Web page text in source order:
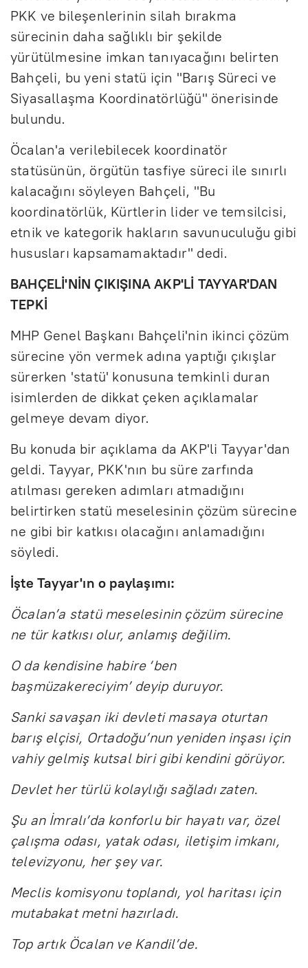
PKK ve bileşenlerinin silah bırakma
sürecinin daha sağlıklı bir şekilde
yürütülmesine imkan tanıyacağını belirten
Bahçeli, bu yeni statü için "Barış Süreci ve
Siyasallaşma Koordinatörlüğü" önerisinde
bulundu.
Öcalan'a verilebilecek koordinatör
statüsünün, örgütün tasfiye süreci ile sınırlı
kalacağını söyleyen Bahçeli, "Bu
koordinatörlük, Kürtlerin lider ve temsilcisi,
etnik ve kategorik hakların savunuculuğu gibi
hususları kapsamamaktadır" dedi.
BAHÇELİ'NİN ÇIKIŞINA AKP'Lİ TAYYAR'DAN
TEPKİ
MHP Genel Başkanı Bahçeli'nin ikinci çözüm
sürecine yön vermek adına yaptığı çıkışlar
sürerken 'statü' konusuna temkinli duran
isimlerden de dikkat çeken açıklamalar
gelmeye devam diyor.
Bu konuda bir açıklama da AKP'li Tayyar'dan
geldi. Tayyar, PKK'nın bu süre zarfında
atılması gereken adımları atmadığını
belirtirken statü meselesinin çözüm sürecine
ne gibi bir katkısı olacağını anlamadığını
söyledi.
İşte Tayyar'ın o paylaşımı:
Öcalan’a statü meselesinin çözüm sürecine
ne tür katkısı olur, anlamış değilim.
O da kendisine habire ‘ben
başmüzakereciyim’ deyip duruyor.
Sanki savaşan iki devleti masaya oturtan
barış elçisi, Ortadoğu’nun yeniden inşası için
vahiy gelmiş kutsal biri gibi kendini görüyor.
Devlet her türlü kolaylığı sağladı zaten.
Şu an İmralı’da konforlu bir hayatı var, özel
çalışma odası, yatak odası, iletişim imkanı,
televizyonu, her şey var.
Meclis komisyonu toplandı, yol haritası için
mutabakat metni hazırladı.
Top artık Öcalan ve Kandil’de.